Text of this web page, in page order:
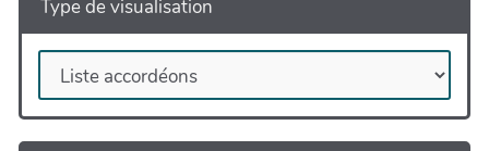
Type de visualisation